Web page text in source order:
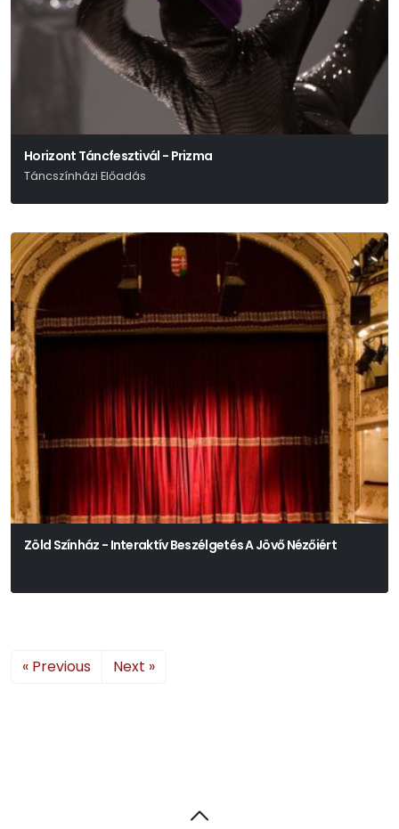
Horizont Táncfesztivál - Prizma
Táncszínházi Előadás
Zöld Színház - Interaktív Beszélgetés A Jövő Nézőiért
« Previous Next »